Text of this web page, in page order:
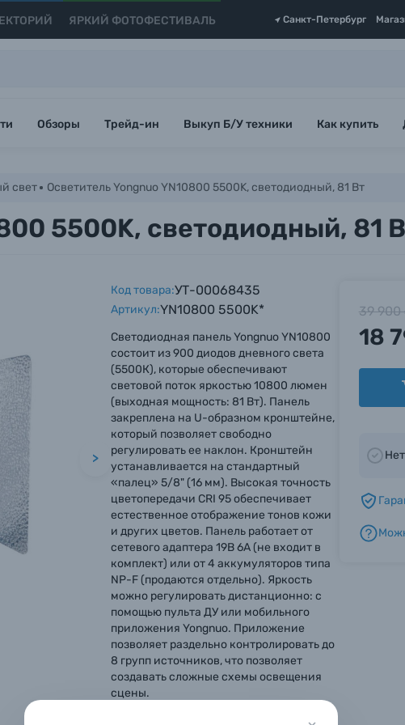
ЯРКИЙ ФОТОФЕСТИВАЛЬ Санкт-Петербург
вопросы?
ответить как можно скорее.
вопросы?
ответить как можно скорее.
Обзоры Трейд-ин Выкуп Б/У техники Как купить
свет Осветитель Yongnuo YN10800 5500K, светодиодный, 81 Вт
5500K, светодиодный, 81
>
Код товара:УТ-00068435
Артикул:YN10800 5500K*
Светодиодная панель Yongnuo YN10800
состоит из 900 диодов дневного света
(5500К), которые обеспечивают
световой поток яркостью 10800 люмен
(выходная мощность: 81 Вт). Панель
закреплена на U-образном кронштейне,
который позволяет свободно
регулировать ее наклон. Кронштейн
устанавливается на стандартный
«палец» 5/8" (16 мм). Высокая точность
цветопередачи CRI 95 обеспечивает
естественное отображение тонов кожи
и других цветов. Панель работает от
сетевого адаптера 19В 6А (не входит в
комплект) или от 4 аккумуляторов типа
NP-F (продаются отдельно). Яркость
можно регулировать дистанционно: с
помощью пульта ДУ или мобильного
приложения Yongnuo. Приложение
позволяет раздельно контролировать до
8 групп источников, что позволяет
создавать сложные схемы освещения
сцены.
39 900
18
вопросы?
ответить как можно скорее.